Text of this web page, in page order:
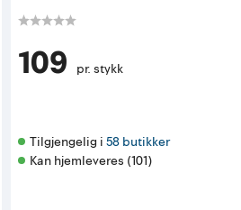
109 pr. stykk
Tilgjengelig i 58 butikker
Kan hjemleveres (101)